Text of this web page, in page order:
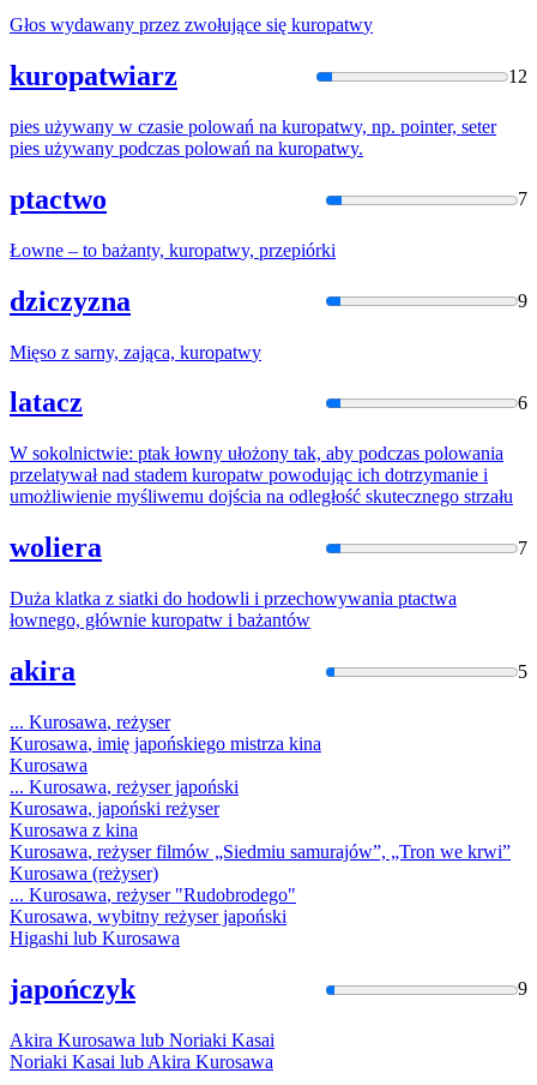
Głos wydawany przez zwołujące się kuropatwy
kuropatwiarz 12
pies używany w czasie polowań na kuropatwy, np. pointer, seter
pies używany podczas polowań na kuropatwy.
ptactwo 7
Łowne – to bażanty, kuropatwy, przepiórki
dziczyzna 9
Mięso z sarny, zająca, kuropatwy
latacz 6
W sokolnictwie: ptak łowny ułożony tak, aby podczas polowania
przelatywał nad stadem kuropatw powodując ich dotrzymanie i
umożliwienie myśliwemu dojścia na odległość skutecznego strzału
woliera 7
Duża klatka z siatki do hodowli i przechowywania ptactwa
łownego, głównie kuropatw i bażantów
akira 5
... Kurosawa, reżyser
Kurosawa, imię japońskiego mistrza kina
Kurosawa
... Kurosawa, reżyser japoński
Kurosawa, japoński reżyser
Kurosawa z kina
Kurosawa, reżyser filmów „Siedmiu samurajów”, „Tron we krwi”
Kurosawa (reżyser)
... Kurosawa, reżyser "Rudobrodego"
Kurosawa, wybitny reżyser japoński
Higashi lub Kurosawa
japończyk 9
Akira Kurosawa lub Noriaki Kasai
Noriaki Kasai lub Akira Kurosawa